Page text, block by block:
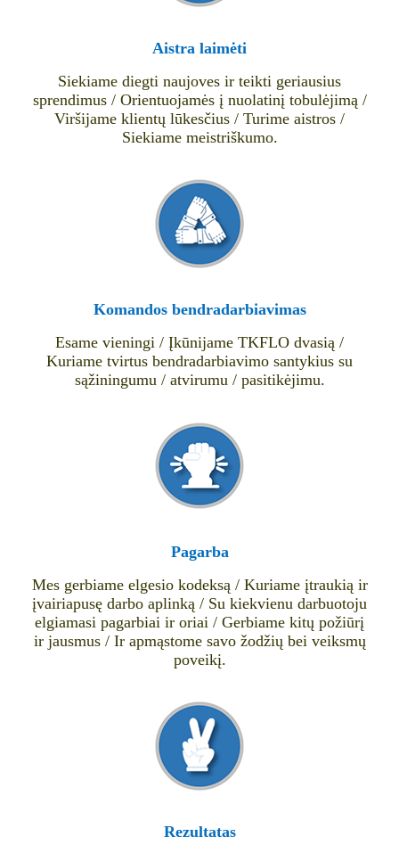
Aistra laimėti
Siekiame diegti naujoves ir teikti geriausius
sprendimus / Orientuojamės į nuolatinį tobulėjimą /
Viršijame klientų lūkesčius / Turime aistros /
Siekiame meistriškumo.
Komandos bendradarbiavimas
Esame vieningi / Įkūnijame TKFLO dvasią /
Kuriame tvirtus bendradarbiavimo santykius su
sąžiningumu / atvirumu / pasitikėjimu.
Pagarba
Mes gerbiame elgesio kodeksą / Kuriame įtraukią ir
įvairiapusę darbo aplinką / Su kiekvienu darbuotoju
elgiamasi pagarbiai ir oriai / Gerbiame kitų požiūrį
ir jausmus / Ir apmąstome savo žodžių bei veiksmų
poveikį.
Rezultatas